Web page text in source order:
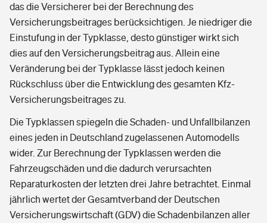
das die Versicherer bei der Berechnung des
Versicherungsbeitrages berücksichtigen. Je niedriger die
Einstufung in der Typklasse, desto günstiger wirkt sich
dies auf den Versicherungsbeitrag aus. Allein eine
Veränderung bei der Typklasse lässt jedoch keinen
Rückschluss über die Entwicklung des gesamten Kfz-
Versicherungsbeitrages zu.
Die Typklassen spiegeln die Schaden- und Unfallbilanzen
eines jeden in Deutschland zugelassenen Automodells
wider. Zur Berechnung der Typklassen werden die
Fahrzeugschäden und die dadurch verursachten
Reparaturkosten der letzten drei Jahre betrachtet. Einmal
jährlich wertet der Gesamtverband der Deutschen
Versicherungswirtschaft (GDV) die Schadenbilanzen aller